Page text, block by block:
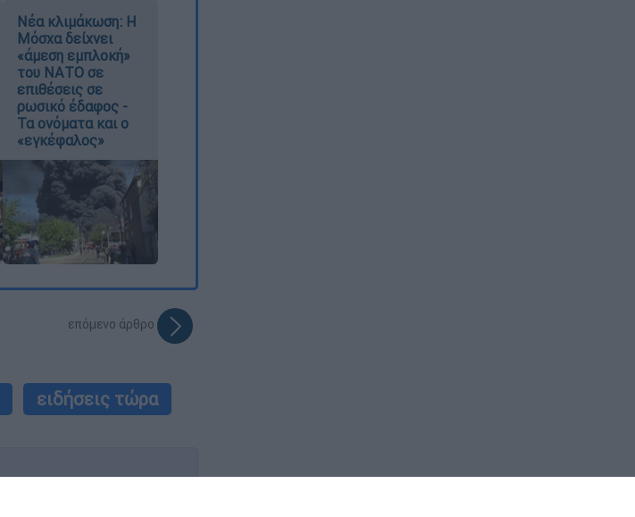
Νέα κλιμάκωση: Η
Μόσχα δείχνει
«άμεση εμπλοκή»
του ΝΑΤΟ σε
επιθέσεις σε
ρωσικό έδαφος -
Τα ονόματα και ο
«εγκέφαλος»
επόμενο άρθρο
ειδήσεις τώρα